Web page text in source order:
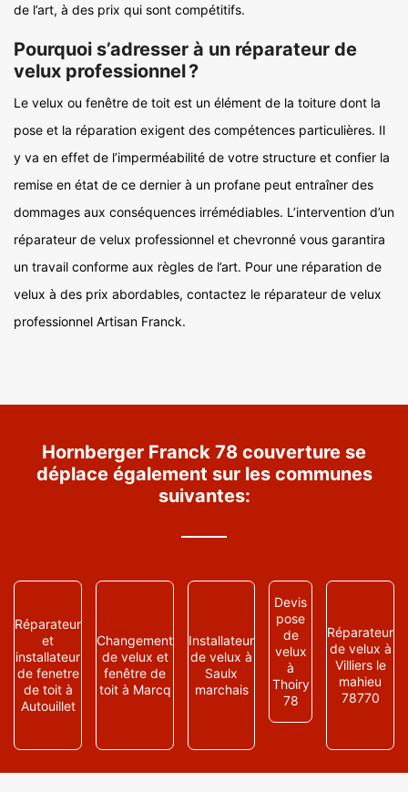
de l’art, à des prix qui sont compétitifs.
Pourquoi s’adresser à un réparateur de
velux professionnel ?
Le velux ou fenêtre de toit est un élément de la toiture dont la
pose et la réparation exigent des compétences particulières. Il
y va en effet de l’imperméabilité de votre structure et confier la
remise en état de ce dernier à un profane peut entraîner des
dommages aux conséquences irrémédiables. L’intervention d’un
réparateur de velux professionnel et chevronné vous garantira
un travail conforme aux règles de l’art. Pour une réparation de
velux à des prix abordables, contactez le réparateur de velux
professionnel Artisan Franck.
Hornberger Franck 78 couverture se
déplace également sur les communes
suivantes:
Réparateur
et
installateur
de fenetre
de toit à
Autouillet
Changement
de velux et
fenêtre de
toit à Marcq
Installateur
de velux à
Saulx
marchais
Devis
pose
de
velux
à
Thoiry
78
Réparateur
de velux à
Villiers le
mahieu
78770